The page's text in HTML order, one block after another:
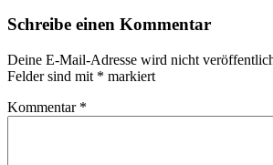
Schreibe einen Kommentar
Deine E-Mail-Adresse wird nicht
Felder sind mit * markiert
Kommentar *